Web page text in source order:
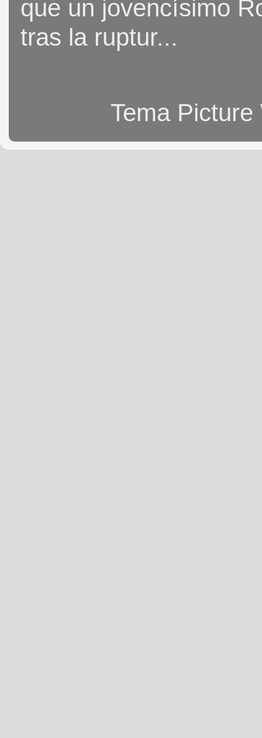
que un jovencísimo
tras la ruptur...
Tema